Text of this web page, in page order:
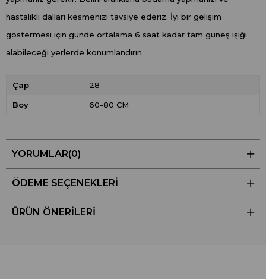
hastalıklı dalları kesmenizi tavsiye ederiz. İyi bir gelişim
göstermesi için günde ortalama 6 saat kadar tam güneş ışığı
alabileceği yerlerde konumlandırın.
Çap 28
Boy 60-80 CM
YORUMLAR(0)
ÖDEME SEÇENEKLERI
ÜRÜN ÖNERILERI